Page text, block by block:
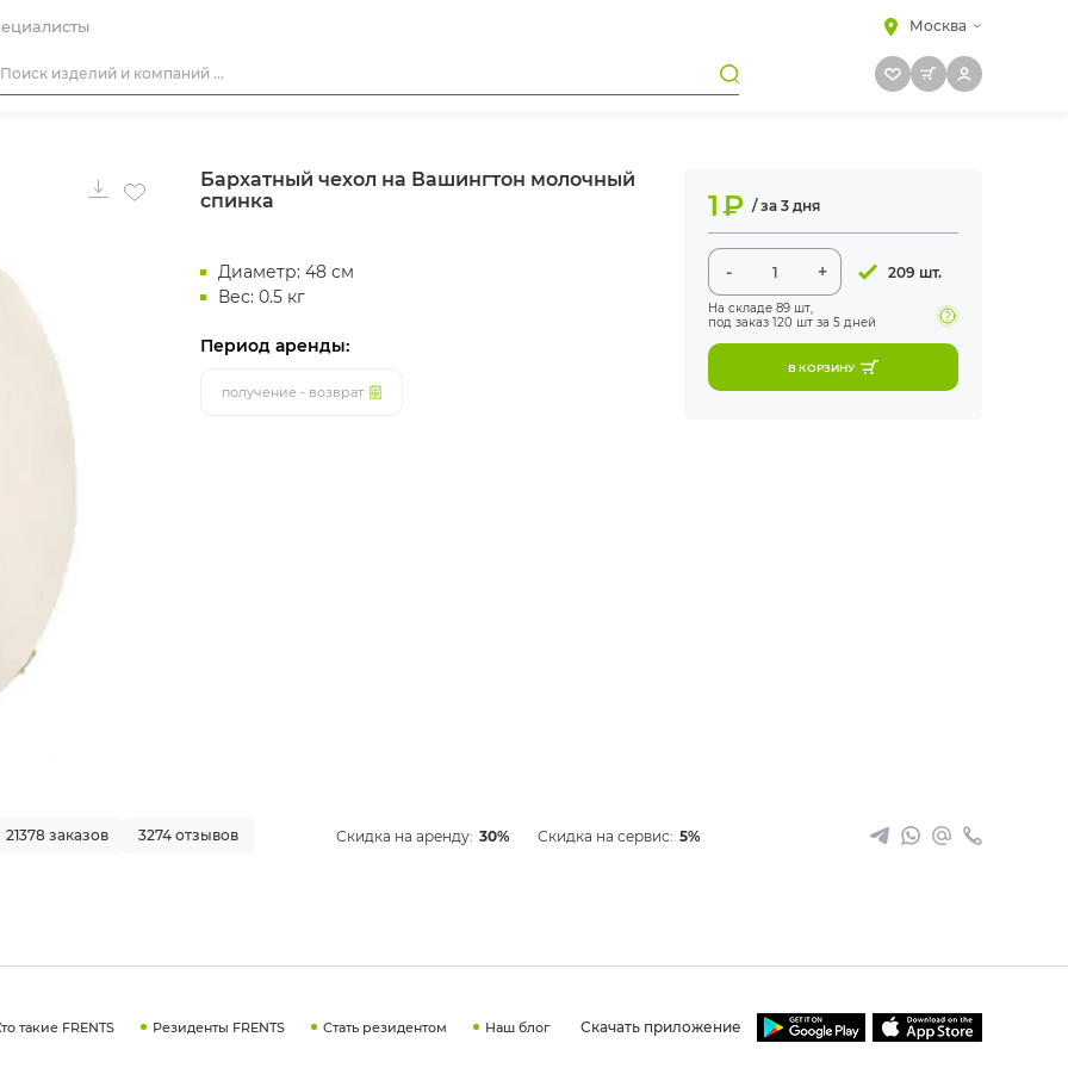
Москва
Скамейки
Фуршетная мебель
Бархатный чехол на Вашингтон молочный
спинка
Диаметр: 48 см
Вес: 0.5 кг
Период аренды:
получение - возврат
1₽ / за 3 дня
- + 209 шт.
На складе 89 шт,
под заказ 120 шт за 5 дней
В КОРЗИНУ
21378 заказов 3274 отзывов Скидка на аренду: 30% Скидка на сервис: 5%
такие FRENTS Резиденты FRENTS Стать резидентом Наш блог Скачать приложение